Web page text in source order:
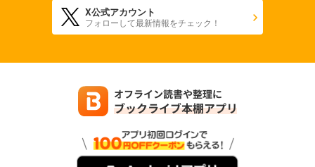
X公式アカウント
フォローして最新情報をチェック！